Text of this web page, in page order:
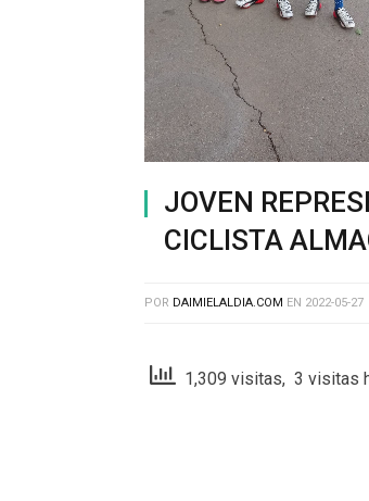
JOVEN
CICLISTA
POR DAIMIELALDIA.COM EN 2022-05-27
1,309 visitas, 3 visitas